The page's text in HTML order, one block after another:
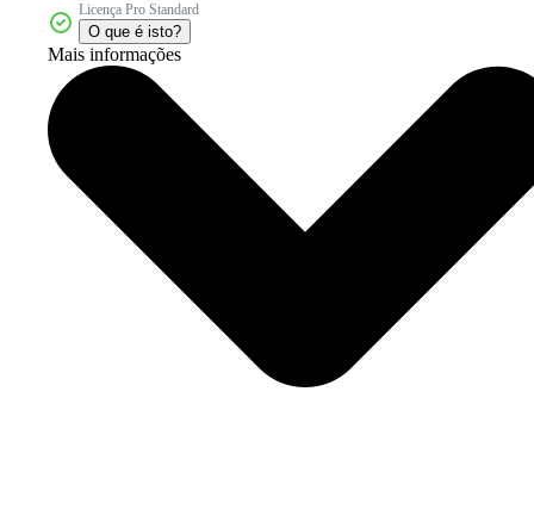
Licença Pro Standard
O que é isto?
Mais informações